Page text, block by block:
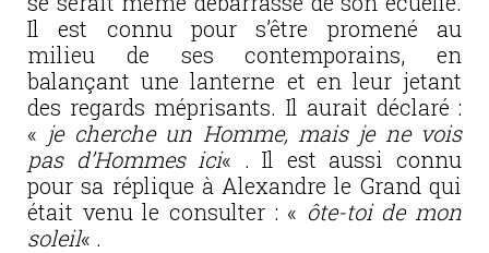
Il est connu pour s’être promené au
milieu de ses contemporains, en
balançant une lanterne et en leur jetant
des regards méprisants. Il aurait déclaré :
« je cherche un Homme, mais je ne vois
pas d’Hommes ici« . Il est aussi connu
pour sa réplique à Alexandre le Grand qui
était venu le consulter : « ôte-toi de mon
soleil« .